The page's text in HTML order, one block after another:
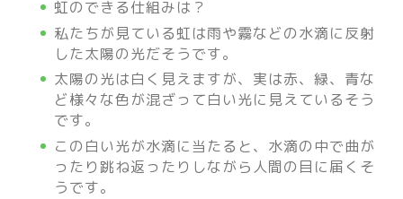
虹のできる仕組みは？
私たちが見ている虹は雨や霧などの水滴に反射
した太陽の光だそうです。
太陽の光は白く見えますが、実は赤、緑、青な
ど様々な色が混ざって白い光に見えているそう
です。
この白い光が水滴に当たると、水滴の中で曲が
ったり跳ね返ったりしながら人間の目に届くそ
うです。